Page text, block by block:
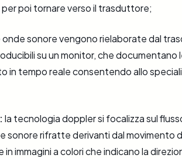
poi tornare verso il trasduttore;
onde sonore vengono rielaborate dal
su un monitor, che documentano
in tempo reale consentendo allo
la tecnologia doppler si focalizza sul
sonore rifratte derivanti dal movimento
immagini a colori che indicano la